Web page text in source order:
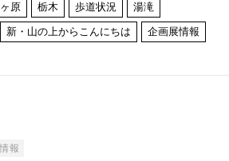
原 栃木 歩道状況 湯滝
新・山の上からこんにちは 企画展情報
報